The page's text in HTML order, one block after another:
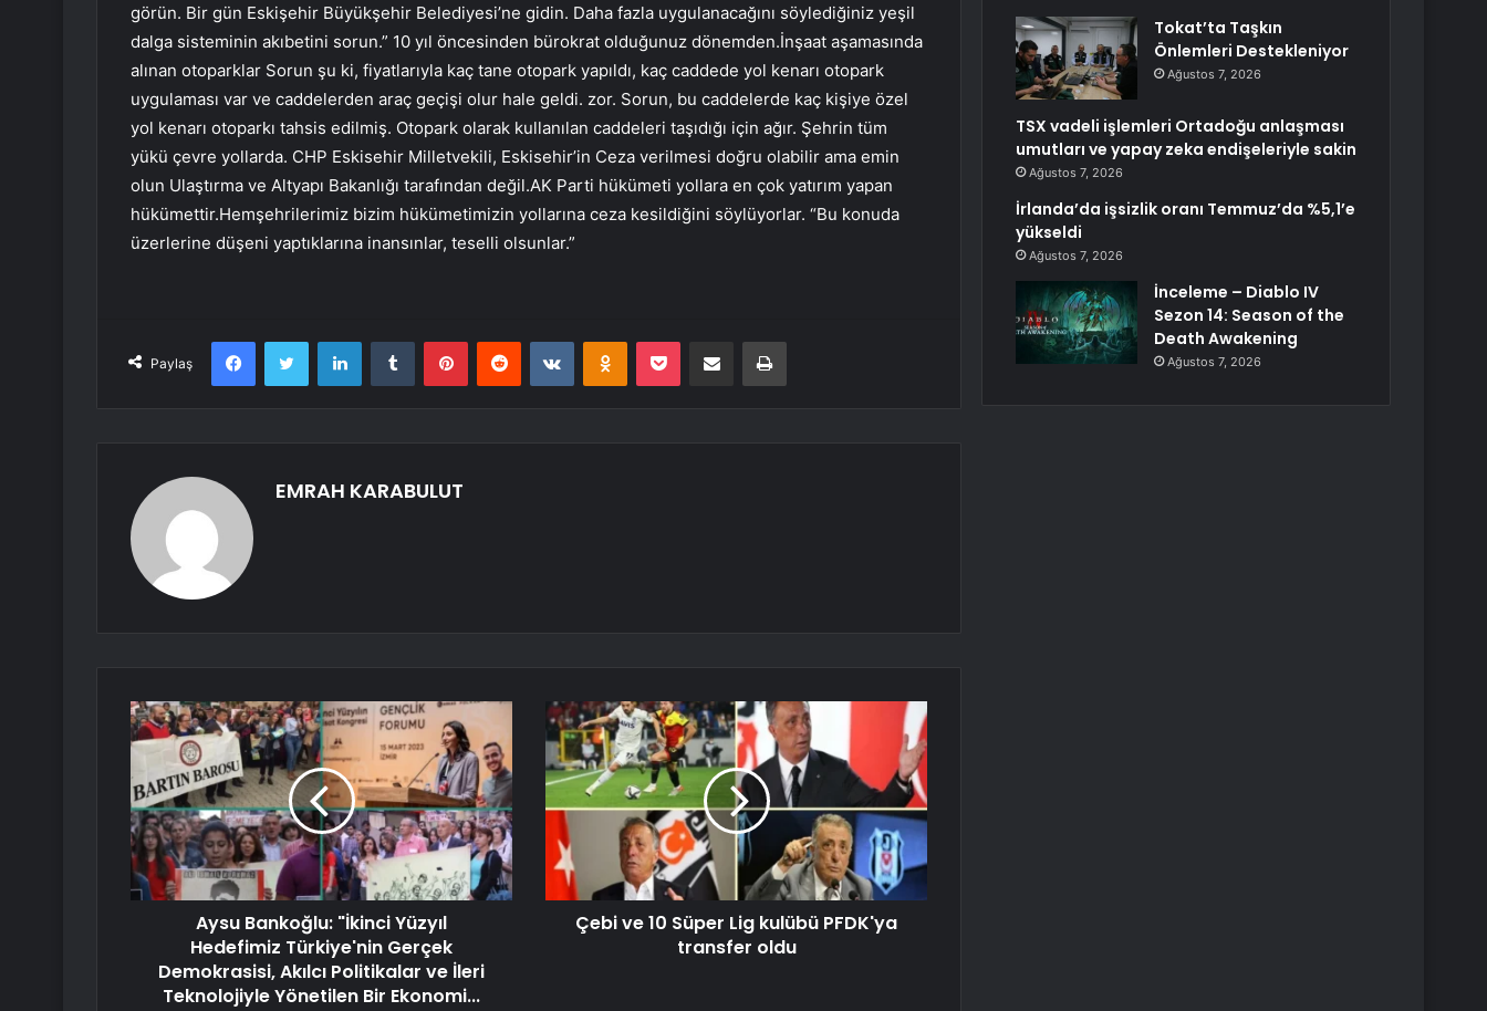
görün. Bir gün Eskişehir Büyükşehir Belediyesi’ne gidin. Daha fazla uygulanacağını söylediğiniz yeşil
dalga sisteminin akıbetini sorun.” 10 yıl öncesinden bürokrat olduğunuz dönemden.İnşaat aşamasında
alınan otoparklar Sorun şu ki, fiyatlarıyla kaç tane otopark yapıldı, kaç caddede yol kenarı otopark
uygulaması var ve caddelerden araç geçişi olur hale geldi. zor. Sorun, bu caddelerde kaç kişiye özel
yol kenarı otoparkı tahsis edilmiş. Otopark olarak kullanılan caddeleri taşıdığı için ağır. Şehrin tüm
yükü çevre yollarda. CHP Eskisehir Milletvekili, Eskisehir’in Ceza verilmesi doğru olabilir ama emin
olun Ulaştırma ve Altyapı Bakanlığı tarafından değil.AK Parti hükümeti yollara en çok yatırım yapan
hükümettir.Hemşehrilerimiz bizim hükümetimizin yollarına ceza kesildiğini söylüyorlar. “Bu konuda
üzerlerine düşeni yaptıklarına inansınlar, teselli olsunlar.”
Paylaş
FacebookTwitter LinkedInTumblr PinterestReddit VKontakteOdnoklassniki
Pocket E-Posta ile paylaş Yazdır
EMRAH KARABULUT
Aysu Bankoğlu: "İkinci Yüzyıl
Hedefimiz Türkiye'nin Gerçek
Demokrasisi, Akılcı Politikalar ve İleri
Teknolojiyle Yönetilen Bir Ekonomi...
Çebi ve 10 Süper Lig kulübü PFDK'ya
transfer oldu
Tokat’ta Taşkın
Önlemleri Destekleniyor
Ağustos 7, 2026
TSX vadeli işlemleri Ortadoğu anlaşması
umutları ve yapay zeka endişeleriyle sakin
Ağustos 7, 2026
İrlanda’da işsizlik oranı Temmuz’da %5,1’e
yükseldi
Ağustos 7, 2026
İnceleme – Diablo IV
Sezon 14: Season of the
Death Awakening
Ağustos 7, 2026